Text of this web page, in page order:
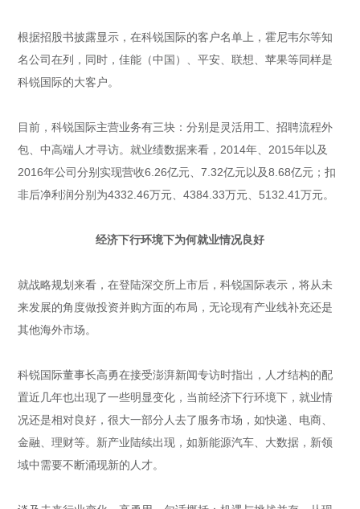
根据招股书披露显示，在科锐国际的客户名单上，霍尼韦尔等知
名公司在列，同时，佳能（中国）、平安、联想、苹果等同样是
科锐国际的大客户。
目前，科锐国际主营业务有三块：分别是灵活用工、招聘流程外
包、中高端人才寻访。就业绩数据来看，2014年、2015年以及
2016年公司分别实现营收6.26亿元、7.32亿元以及8.68亿元；扣
非后净利润分别为4332.46万元、4384.33万元、5132.41万元。
经济下行环境下为何就业情况良好
就战略规划来看，在登陆深交所上市后，科锐国际表示，将从未
来发展的角度做投资并购方面的布局，无论现有产业线补充还是
其他海外市场。
科锐国际董事长高勇在接受澎湃新闻专访时指出，人才结构的配
置近几年也出现了一些明显变化，当前经济下行环境下，就业情
况还是相对良好，很大一部分人去了服务市场，如快递、电商、
金融、理财等。新产业陆续出现，如新能源汽车、大数据，新领
域中需要不断涌现新的人才。